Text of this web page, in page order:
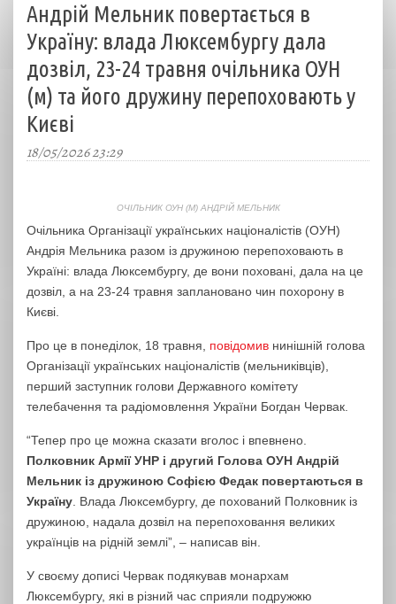
Андрій Мельник повертається в
Україну: влада Люксембургу дала
дозвіл, 23-24 травня очільника ОУН
(м) та його дружину перепоховають у
Києві
18/05/2026 23:29
ОЧІЛЬНИК ОУН (М) АНДРІЙ МЕЛЬНИК
Очільника Організації українських націоналістів (ОУН)
Андрія Мельника разом із дружиною перепоховають в
Україні: влада Люксембургу, де вони поховані, дала на це
дозвіл, а на 23-24 травня заплановано чин похорону в
Києві.
Про це в понеділок, 18 травня, повідомив нинішній голова
Організації українських націоналістів (мельниківців),
перший заступник голови Державного комітету
телебачення та радіомовлення України Богдан Червак.
“Тепер про це можна сказати вголос і впевнено.
Полковник Армії УНР і другий Голова ОУН Андрій
Мельник із дружиною Софією Федак повертаються в
Україну . Влада Люксембургу, де похований Полковник із
дружиною, надала дозвіл на перепоховання великих
українців на рідній землі”, – написав він.
У своєму дописі Червак подякував монархам
Люксембургу, які в різний час сприяли подружжю